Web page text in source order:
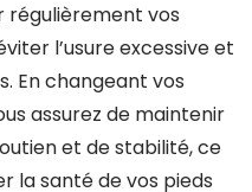
régulièrement vos
l’usure excessive et
En changeant vos
assurez de maintenir
et de stabilité, ce
la santé de vos pieds